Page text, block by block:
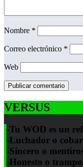
Nombre *
Correo electrónico *
Web
VERSUS
-Tu WOD es un
-Luchador o
-Sincero o
-Honesto o